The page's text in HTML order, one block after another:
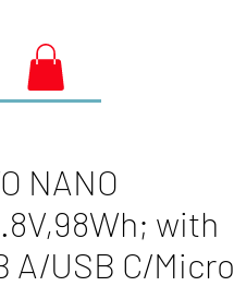
NANO
with
A/USB C/Micro